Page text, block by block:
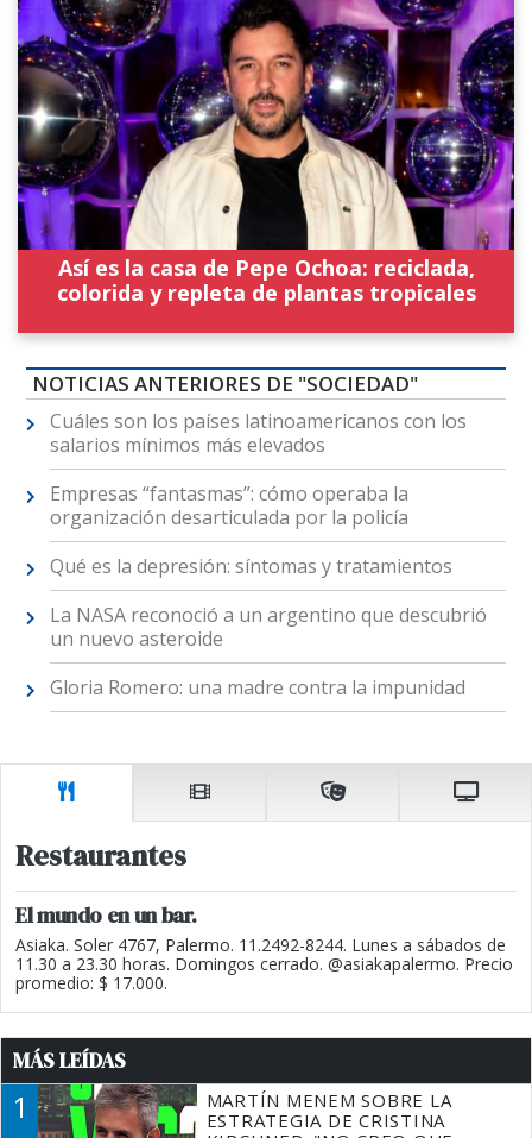
Así es la casa de Pepe Ochoa: reciclada,
colorida y repleta de plantas tropicales
NOTICIAS ANTERIORES DE "SOCIEDAD"
Cuáles son los países latinoamericanos con los
salarios mínimos más elevados
Empresas “fantasmas”: cómo operaba la
organización desarticulada por la policía
Qué es la depresión: síntomas y tratamientos
La NASA reconoció a un argentino que descubrió
un nuevo asteroide
Gloria Romero: una madre contra la impunidad
Restaurantes
El mundo en un bar.
Asiaka. Soler 4767, Palermo. 11.2492-8244. Lunes a sábados de
11.30 a 23.30 horas. Domingos cerrado. @asiakapalermo. Precio
promedio: $ 17.000.
MÁS LEÍDAS
1
MARTÍN MENEM SOBRE LA
ESTRATEGIA DE CRISTINA